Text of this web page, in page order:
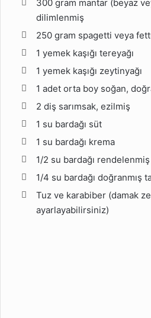
300 gram mantar (beyaz
dilimlenmiş
250 gram spagetti veya
1 yemek kaşığı tereyağı
1 yemek kaşığı zeytinyağı
1 adet orta boy soğan,
2 diş sarımsak, ezilmiş
1 su bardağı süt
1 su bardağı krema
1/2 su bardağı
1/4 su bardağı doğranmış
Tuz ve karabiber (damak
ayarlayabilirsiniz)